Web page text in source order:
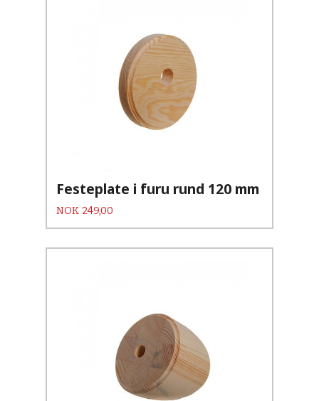
Festeplate i furu rund 120 mm
Pris
NOK 249,00